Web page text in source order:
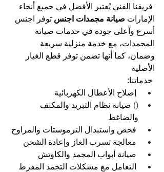
فريقنا الفني يُعتبر الأفضل في جميع أنحاء
الإمارات صيانة مجمدات اجنس توفر اجنس
أسرع وأعلى جودة في خدمات صيانة
المجمدات، مع خدمة منزلية سريعة
وضمان، كما أنها تضمن توفر قطع الغيار
الأصلية
خدماتنا:
إصلاح الأعطال الكهربائية
() صيانة نظام التبريد والمكثف
والضاغط
فحص واستبدال الترموستات والمراوح
معالجة تسرب الغاز وإعادة الشحن
صيانة أبواب المجمد والكاوتش
التعامل مع مشكلات التجمد المفرط